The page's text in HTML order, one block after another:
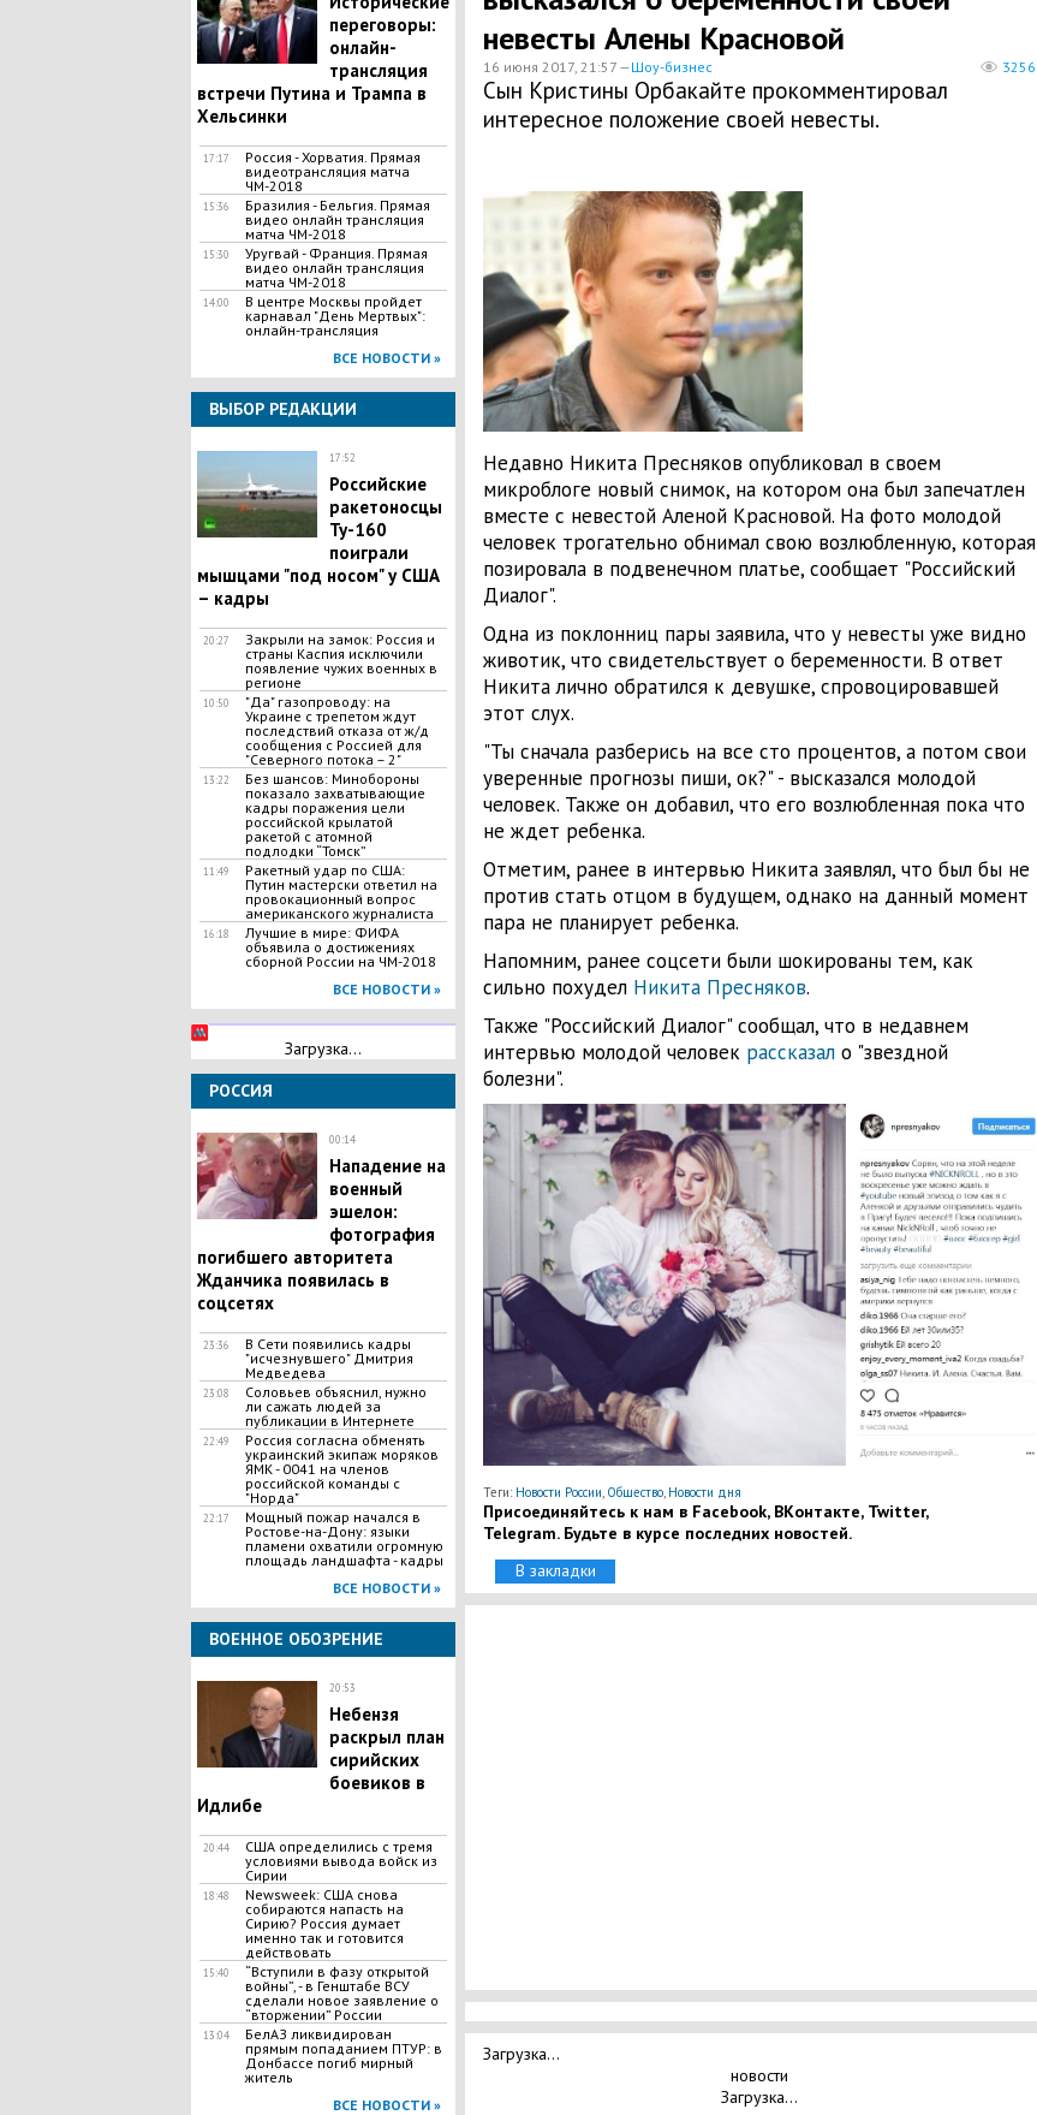
переговоры:
онлайн-
трансляция
встречи Путина и Трампа в
Хельсинки
17:17
Россия - Хорватия. Прямая
видеотрансляция матча
ЧМ-2018
15:36
Бразилия - Бельгия. Прямая
видео онлайн трансляция
матча ЧМ-2018
15:30
Уругвай - Франция. Прямая
видео онлайн трансляция
матча ЧМ-2018
14:00
В центре Москвы пройдет
карнавал "День Мертвых":
онлайн-трансляция
ВСЕ НОВОСТИ »
ВЫБОР РЕДАКЦИИ
17:52
Российские
ракетоносцы
Ту-160
поиграли
мышцами "под носом" у США
– кадры
20:27
Закрыли на замок: Россия и
страны Каспия исключили
появление чужих военных в
регионе
10:50
"Да" газопроводу: на
Украине с трепетом ждут
последствий отказа от ж/д
сообщения с Россией для
"Северного потока – 2"
13:22
Без шансов: Минобороны
показало захватывающие
кадры поражения цели
российской крылатой
ракетой с атомной
подлодки “Томск”
11:49
Ракетный удар по США:
Путин мастерски ответил на
провокационный вопрос
американского журналиста
16:18
Лучшие в мире: ФИФА
объявила о достижениях
сборной России на ЧМ-2018
ВСЕ НОВОСТИ »
Загрузка...
РОССИЯ
00:14
Нападение на
военный
эшелон:
фотография
погибшего авторитета
Жданчика появилась в
соцсетях
23:36
В Сети появились кадры
"исчезнувшего" Дмитрия
Медведева
23:08
Соловьев объяснил, нужно
ли сажать людей за
публикации в Интернете
22:49
Россия согласна обменять
украинский экипаж моряков
ЯМК - 0041 на членов
российской команды с
"Норда"
22:17
Мощный пожар начался в
Ростове-на-Дону: языки
пламени охватили огромную
площадь ландшафта - кадры
ВСЕ НОВОСТИ »
ВОЕННОЕ ОБОЗРЕНИЕ
20:53
Небензя
раскрыл план
сирийских
боевиков в
Идлибе
20:44
США определились с тремя
условиями вывода войск из
Сирии
18:48
Newsweek: США снова
собираются напасть на
Сирию? Россия думает
именно так и готовится
действовать
15:40
“Вступили в фазу открытой
войны”, - в Генштабе ВСУ
сделали новое заявление о
“вторжении” России
13:04
БелАЗ ликвидирован
прямым попаданием ПТУР: в
Донбассе погиб мирный
житель
ВСЕ НОВОСТИ »
невесты Алены Красновой
16 июня 2017, 21:57 —Шоу-бизнес 3256
Сын Кристины Орбакайте прокомментировал
интересное положение своей невесты.
Недавно Никита Пресняков опубликовал в своем
микроблоге новый снимок, на котором она был запечатлен
вместе с невестой Аленой Красновой. На фото молодой
человек трогательно обнимал свою возлюбленную, которая
позировала в подвенечном платье, сообщает "Российский
Диалог".
Одна из поклонниц пары заявила, что у невесты уже видно
животик, что свидетельствует о беременности. В ответ
Никита лично обратился к девушке, спровоцировавшей
этот слух.
"Ты сначала разберись на все сто процентов, а потом свои
уверенные прогнозы пиши, ок?" - высказался молодой
человек. Также он добавил, что его возлюбленная пока что
не ждет ребенка.
Отметим, ранее в интервью Никита заявлял, что был бы не
против стать отцом в будущем, однако на данный момент
пара не планирует ребенка.
Напомним, ранее соцсети были шокированы тем, как
сильно похудел Никита Пресняков.
Также "Российский Диалог" сообщал, что в недавнем
интервью молодой человек рассказало "звездной
болезни".
Теги: Новости России, Общество, Новости дня
Присоединяйтесь к нам в Facebook, ВКонтакте, Twitter,
Telegram. Будьте в курсе последних новостей.
В закладки
Загрузка...
новости
Загрузка...